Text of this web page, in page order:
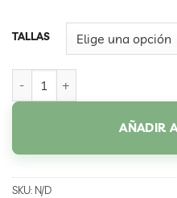
TALLAS
AÑADIR
SKU: N/D